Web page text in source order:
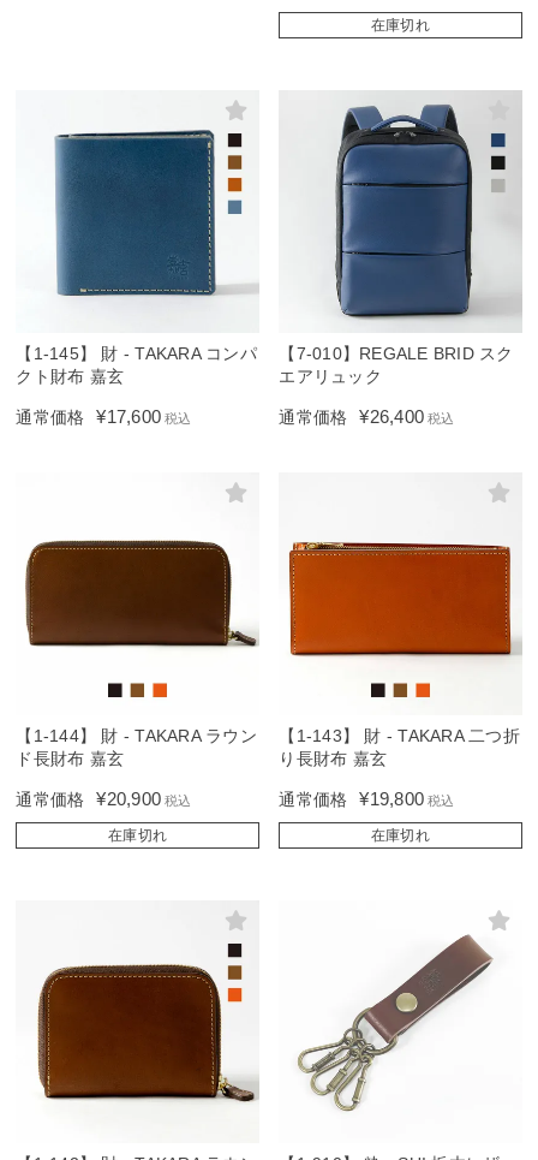
在庫切れ
【1-145】 財 - TAKARA コンパ
クト財布 嘉玄
通常価格 ¥17,600 税込
【7-010】REGALE BRID スク
エアリュック
通常価格 ¥26,400 税込
【1-144】 財 - TAKARA ラウン
ド長財布 嘉玄
通常価格 ¥20,900 税込
在庫切れ
【1-143】 財 - TAKARA 二つ折
り長財布 嘉玄
通常価格 ¥19,800 税込
在庫切れ